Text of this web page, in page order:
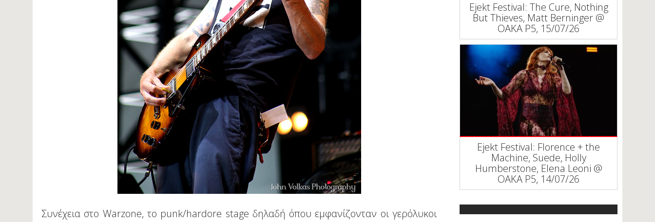
Συνέχεια στο Warzone, το punk/hardore stage δηλαδή όπου εμφανίζονταν οι γερόλυκοι
Ejekt Festival: The Cure, Nothing
But Thieves, Matt Berninger @
ΟΑΚΑ P5, 15/07/26
Ejekt Festival: Florence + the
Machine, Suede, Holly
Humberstone, Elena Leoni @
ΟΑΚΑ P5, 14/07/26